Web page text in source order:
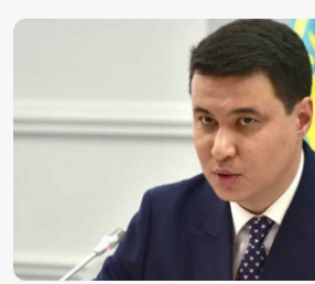
Sadaq TV
Жаңалықтар